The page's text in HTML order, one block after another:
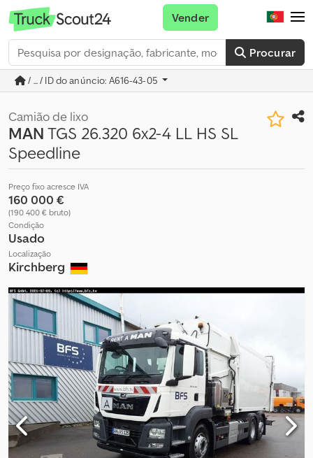
Procurar
Vender
/ ... / ID do anúncio: A616-43-05
Camião de lixo
MANTGS 26.320 6x2-4 LL HS SL
Speedline
Preço fixo acresce IVA
160 000 €
(190 400 € bruto)
Condição
Usado
Localização
Kirchberg